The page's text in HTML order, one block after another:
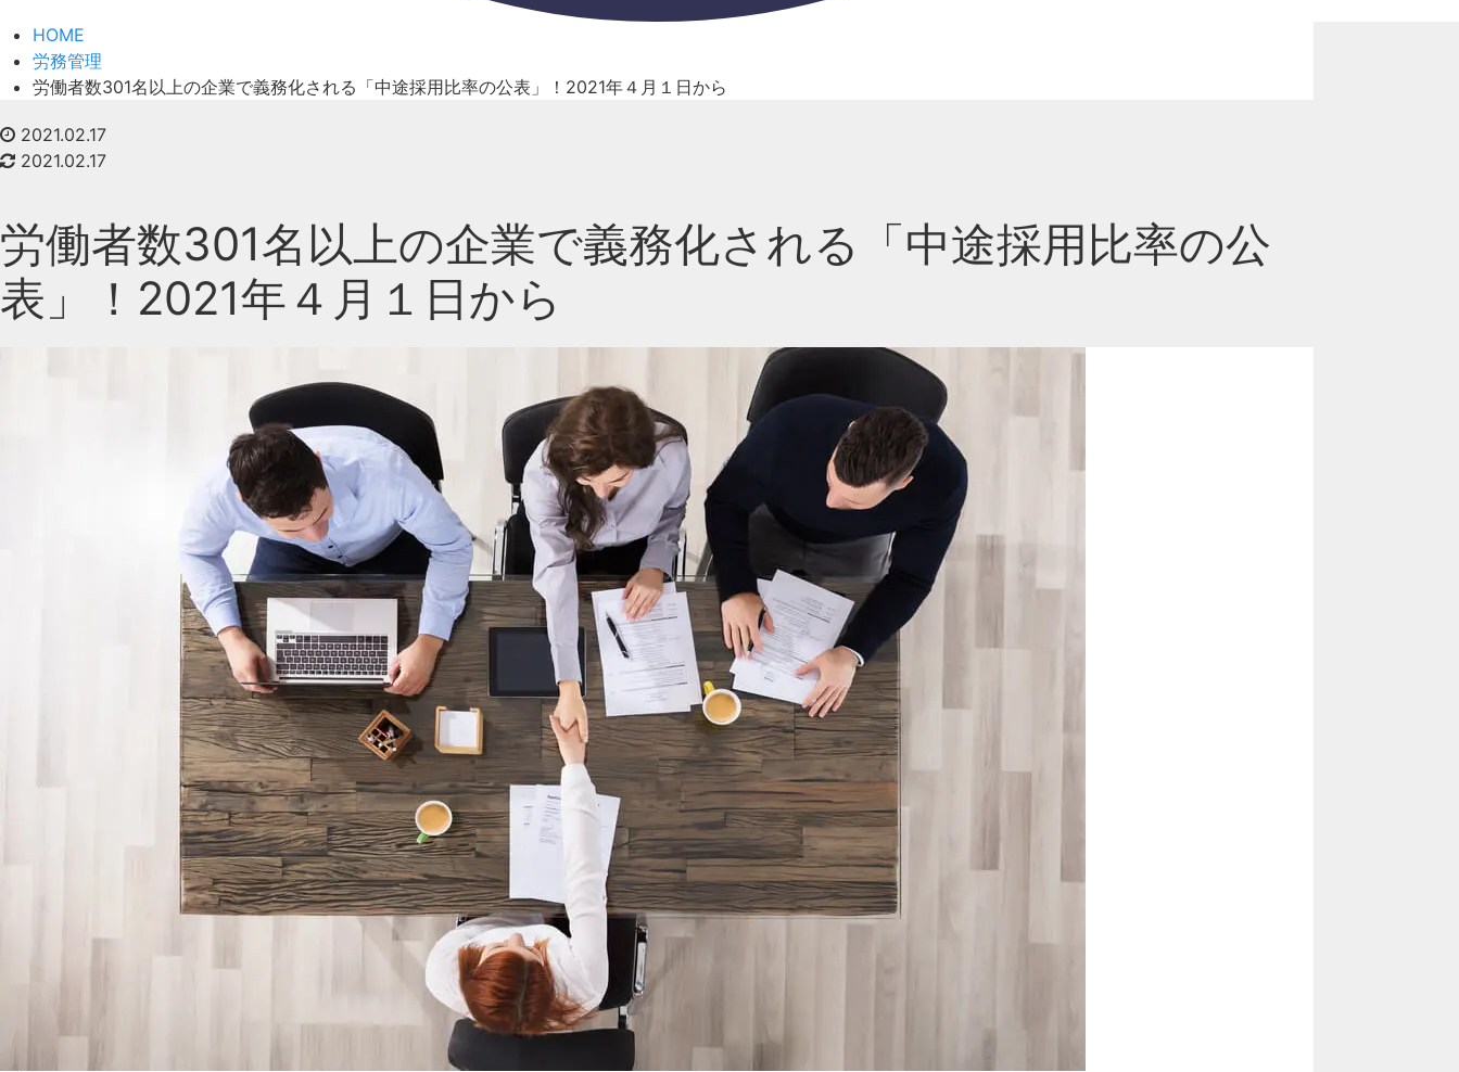
HOME
労務管理
労働者数301名以上の企業で義務化される「中途採用比率の公表」！2021年４月１日から
2021.02.17
2021.02.17
労働者数301名以上の企業で義務化される「中途採用比率の公
表」！2021年４月１日から